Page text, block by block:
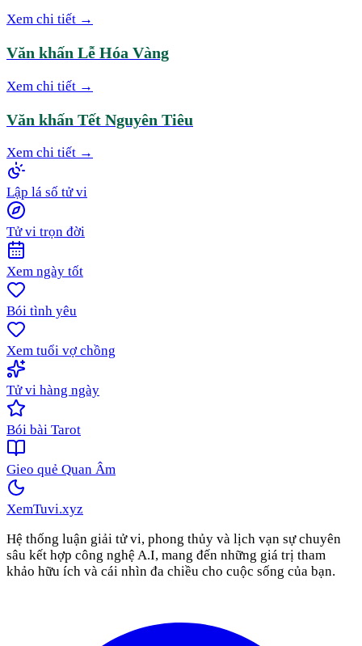
Xem chi tiết →
Văn khấn Lễ Hóa Vàng
Xem chi tiết →
Văn khấn Tết Nguyên Tiêu
Xem chi tiết →
Lập lá số tử vi
Tử vi trọn đời
Xem ngày tốt
Bói tình yêu
Xem tuổi vợ chồng
Tử vi hàng ngày
Bói bài Tarot
Gieo quẻ Quan Âm
XemTuvi.xyz
Hệ thống luận giải tử vi, phong thủy và lịch vạn sự chuyên
sâu kết hợp công nghệ A.I, mang đến những giá trị tham
khảo hữu ích và cái nhìn đa chiều cho cuộc sống của bạn.